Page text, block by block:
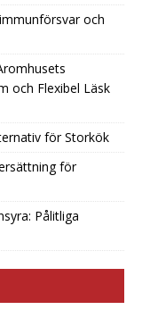
och
och Flexibel Läsk
för Storkök
för
Pålitliga